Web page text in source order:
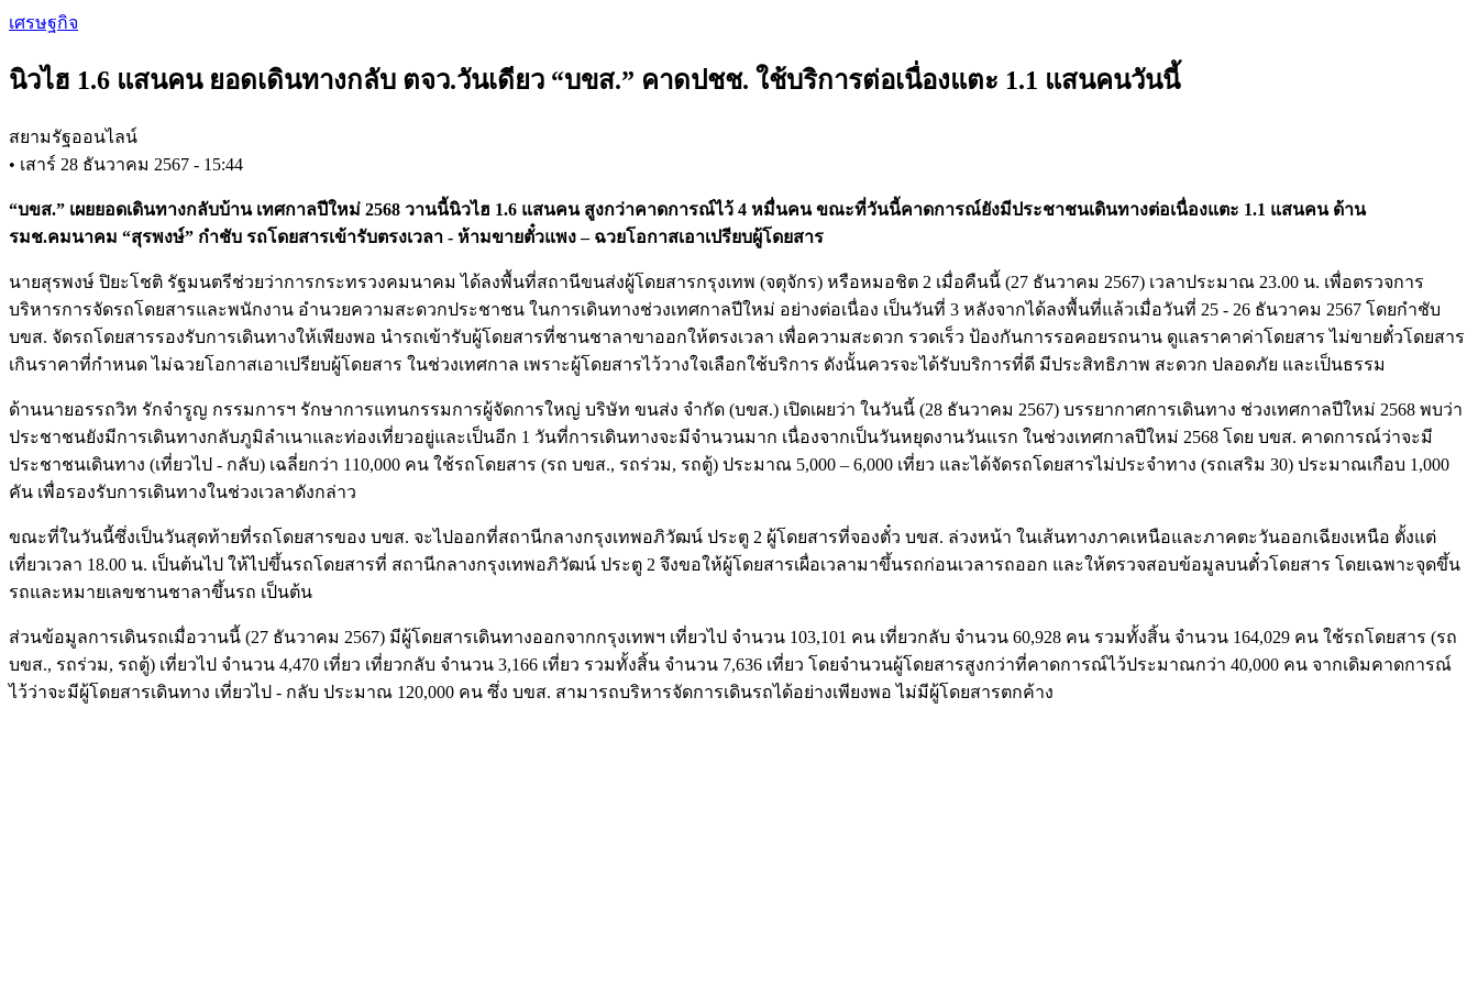
Skip
content
เศรษฐกิจ
นิวไฮ 1.6 แสนคน ยอดเดินทางกลับ ตจว.วันเดียว “บขส.” คาดปชช. ใช้บริการต่อเนื่องแตะ 1.1 แสนคนวันนี้
สยามรัฐออนไลน์
• เสาร์ 28 ธันวาคม 2567 - 15:44
“บขส.” เผยยอดเดินทางกลับบ้าน เทศกาลปีใหม่ 2568 วานนี้นิวไฮ 1.6 แสนคน สูงกว่าคาดการณ์ไว้ 4 หมื่นคน ขณะที่วันนี้คาดการณ์ยังมีประชาชนเดินทางต่อเนื่องแตะ 1.1 แสนคน ด้าน
รมช.คมนาคม “สุรพงษ์” กำชับ รถโดยสารเข้ารับตรงเวลา - ห้ามขายตั๋วแพง – ฉวยโอกาสเอาเปรียบผู้โดยสาร
นายสุรพงษ์ ปิยะโชติ รัฐมนตรีช่วยว่าการกระทรวงคมนาคม ได้ลงพื้นที่สถานีขนส่งผู้โดยสารกรุงเทพ (จตุจักร) หรือหมอชิต 2 เมื่อคืนนี้ (27 ธันวาคม 2567) เวลาประมาณ 23.00 น. เพื่อตรวจการ
บริหารการจัดรถโดยสารและพนักงาน อำนวยความสะดวกประชาชน ในการเดินทางช่วงเทศกาลปีใหม่ อย่างต่อเนื่อง เป็นวันที่ 3 หลังจากได้ลงพื้นที่แล้วเมื่อวันที่ 25 - 26 ธันวาคม 2567 โดยกำชับ
บขส. จัดรถโดยสารรองรับการเดินทางให้เพียงพอ นำรถเข้ารับผู้โดยสารที่ชานชาลาขาออกให้ตรงเวลา เพื่อความสะดวก รวดเร็ว ป้องกันการรอคอยรถนาน ดูแลราคาค่าโดยสาร ไม่ขายตั๋วโดยสาร
เกินราคาที่กำหนด ไม่ฉวยโอกาสเอาเปรียบผู้โดยสาร ในช่วงเทศกาล เพราะผู้โดยสารไว้วางใจเลือกใช้บริการ ดังนั้นควรจะได้รับบริการที่ดี มีประสิทธิภาพ สะดวก ปลอดภัย และเป็นธรรม
ด้านนายอรรถวิท รักจำรูญ กรรมการฯ รักษาการแทนกรรมการผู้จัดการใหญ่ บริษัท ขนส่ง จำกัด (บขส.) เปิดเผยว่า ในวันนี้ (28 ธันวาคม 2567) บรรยากาศการเดินทาง ช่วงเทศกาลปีใหม่ 2568 พบว่า
ประชาชนยังมีการเดินทางกลับภูมิลำเนาและท่องเที่ยวอยู่และเป็นอีก 1 วันที่การเดินทางจะมีจำนวนมาก เนื่องจากเป็นวันหยุดงานวันแรก ในช่วงเทศกาลปีใหม่ 2568 โดย บขส. คาดการณ์ว่าจะมี
ประชาชนเดินทาง (เที่ยวไป - กลับ) เฉลี่ยกว่า 110,000 คน ใช้รถโดยสาร (รถ บขส., รถร่วม, รถตู้) ประมาณ 5,000 – 6,000 เที่ยว และได้จัดรถโดยสารไม่ประจำทาง (รถเสริม 30) ประมาณเกือบ 1,000
คัน เพื่อรองรับการเดินทางในช่วงเวลาดังกล่าว
ขณะที่ในวันนี้ซึ่งเป็นวันสุดท้ายที่รถโดยสารของ บขส. จะไปออกที่สถานีกลางกรุงเทพอภิวัฒน์ ประตู 2 ผู้โดยสารที่จองตั๋ว บขส. ล่วงหน้า ในเส้นทางภาคเหนือและภาคตะวันออกเฉียงเหนือ ตั้งแต่
เที่ยวเวลา 18.00 น. เป็นต้นไป ให้ไปขึ้นรถโดยสารที่ สถานีกลางกรุงเทพอภิวัฒน์ ประตู 2 จึงขอให้ผู้โดยสารเผื่อเวลามาขึ้นรถก่อนเวลารถออก และให้ตรวจสอบข้อมูลบนตั๋วโดยสาร โดยเฉพาะจุดขึ้น
รถและหมายเลขชานชาลาขึ้นรถ เป็นต้น
ส่วนข้อมูลการเดินรถเมื่อวานนี้ (27 ธันวาคม 2567) มีผู้โดยสารเดินทางออกจากกรุงเทพฯ เที่ยวไป จำนวน 103,101 คน เที่ยวกลับ จำนวน 60,928 คน รวมทั้งสิ้น จำนวน 164,029 คน ใช้รถโดยสาร (รถ
บขส., รถร่วม, รถตู้) เที่ยวไป จำนวน 4,470 เที่ยว เที่ยวกลับ จำนวน 3,166 เที่ยว รวมทั้งสิ้น จำนวน 7,636 เที่ยว โดยจำนวนผู้โดยสารสูงกว่าที่คาดการณ์ไว้ประมาณกว่า 40,000 คน จากเดิมคาดการณ์
ไว้ว่าจะมีผู้โดยสารเดินทาง เที่ยวไป - กลับ ประมาณ 120,000 คน ซึ่ง บขส. สามารถบริหารจัดการเดินรถได้อย่างเพียงพอ ไม่มีผู้โดยสารตกค้าง